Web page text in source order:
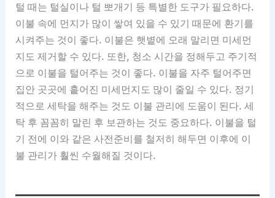
털 때는 털실이나 털 뽀개기 등 특별한 도구가 필요하다.
이불 속에 먼지가 많이 쌓여 있을 수 있기 때문에 환기를
시켜주는 것이 좋다. 이불은 햇볕에 오래 말리면 미세먼
지도 제거할 수 있다. 또한, 청소 시간을 정해두고 주기적
으로 이불을 털어주는 것이 좋다. 이불을 자주 털어주면
집안 곳곳에 흩어진 미세먼지도 많이 줄일 수 있다. 정기
적으로 세탁을 해주는 것도 이불 관리에 도움이 된다. 세
탁 후 꼼꼼히 말린 후 보관하는 것도 중요하다. 이불을 털
기 전에 이와 같은 사전준비를 철저히 해두면 이후에 이
불 관리가 훨씬 수월해질 것이다.